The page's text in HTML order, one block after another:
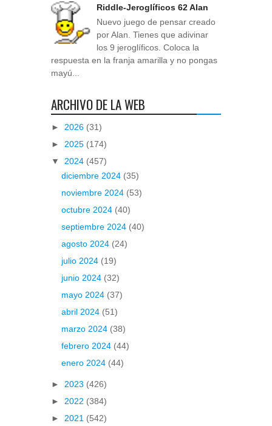
Riddle-Jeroglíficos 62 Alan
Nuevo juego de pensar creado
por Alan. Tienes que adivinar
los 9 jeroglíficos. Coloca la
respuesta en la franja amarilla y no pongas
mayú...
ARCHIVO DE LA WEB
► 2026 (31)
► 2025 (174)
▼ 2024 (457)
diciembre 2024 (35)
noviembre 2024 (53)
octubre 2024 (40)
septiembre 2024 (40)
agosto 2024 (24)
julio 2024 (19)
junio 2024 (32)
mayo 2024 (37)
abril 2024 (51)
marzo 2024 (38)
febrero 2024 (44)
enero 2024 (44)
► 2023 (426)
► 2022 (384)
► 2021 (542)